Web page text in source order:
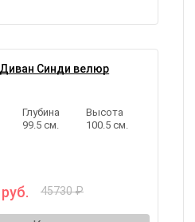
Диван Синди велюр
Глубина
99.5 см.
Высота
100.5 см.
45730 ₽